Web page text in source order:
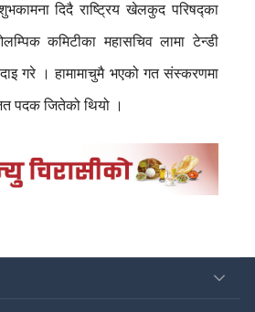
दिदै राष्ट्रिय खेलकुद परिषद्का
कमिटीका महासचिव लामा टेन्डी
गरे । हामामाचुमै भएको गत संस्करणमा
पदक जितेको थियो ।